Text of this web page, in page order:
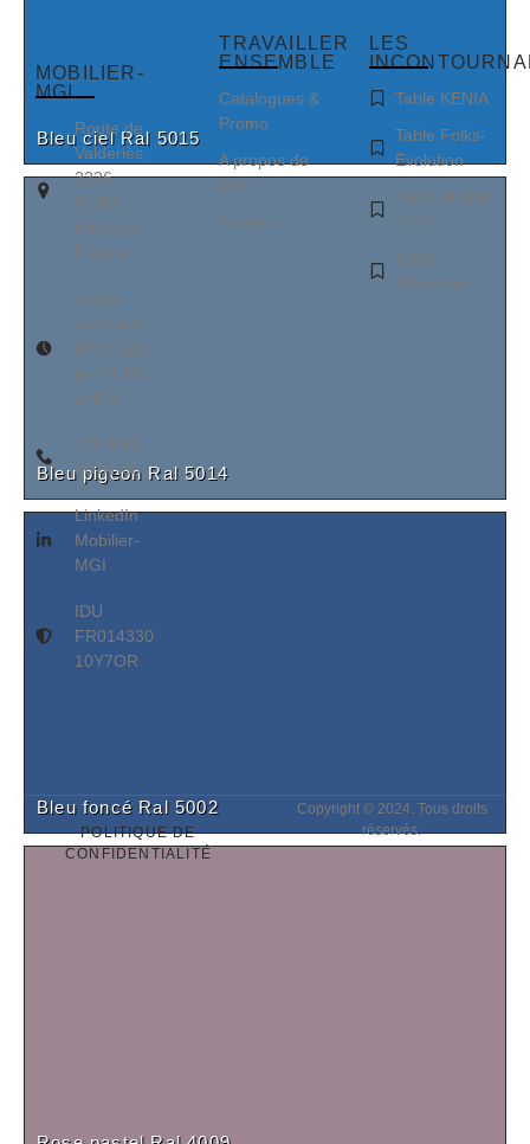
Bleu ciel Ral 5015
Bleu pigeon Ral 5014
Bleu foncé Ral 5002
MOBILIER-
MGI
Route de
Valderiès,
2226
81400
Rosières,
France
Lundi -
vendredi:
8h30-12h
et 13h30-
17h30
+33 5 63
36 91 80
LinkedIn
Mobilier-
MGI
IDU
FR014330
10Y7OR
TRAVAILLER
ENSEMBLE
Catalogues &
Promo
A propos de
MGI
Contact
LES
Table KENIA
Table Folks-
Evolution
Table Pliante
4045
Table
Ribaltone
POLITIQUE DE
CONFIDENTIALITÉ
Copyright © 2024. Tous droits
réservés.